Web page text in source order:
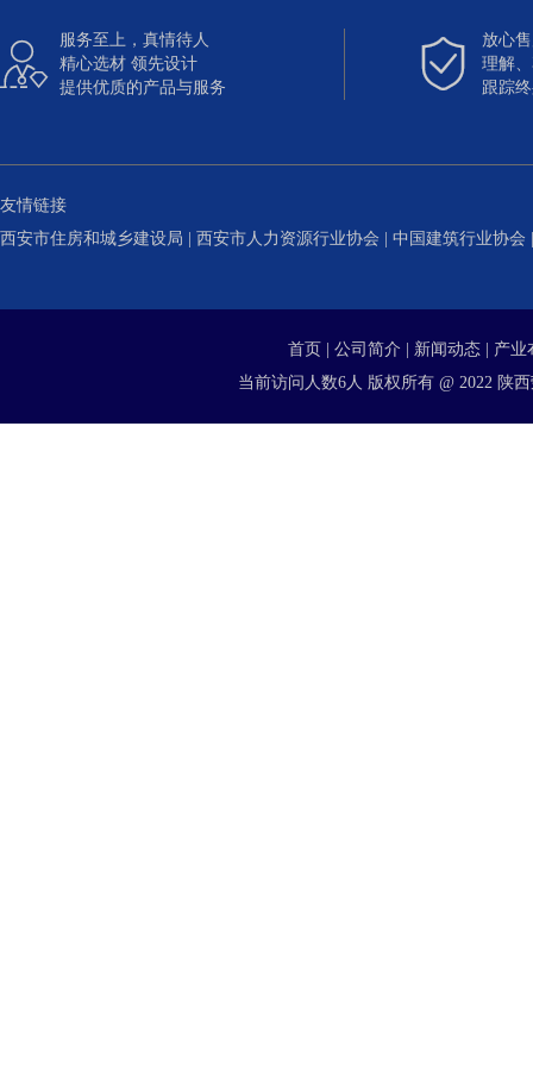

服务至上，真情待人
精心选材 领先设计
提供优质的产品与服务

放心
理解
跟踪
友情链接
西安市住房和城乡建设局
西安市人力资源行业协会 中国建筑行业协会
首页 公司简介 新闻动态| 产业
当前访问人数6人 版权所有 @ 2022 陕